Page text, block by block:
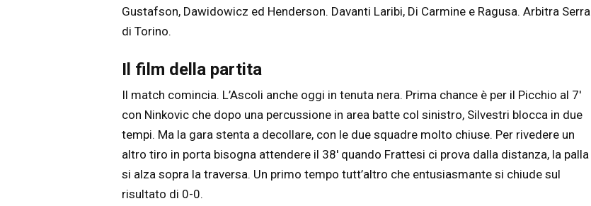
Gustafson, Dawidowicz ed Henderson. Davanti Laribi, Di Carmine e Ragusa. Arbitra Serra
di Torino.
Il film della partita
Il match comincia. L’Ascoli anche oggi in tenuta nera. Prima chance è per il Picchio al 7′
con Ninkovic che dopo una percussione in area batte col sinistro, Silvestri blocca in due
tempi. Ma la gara stenta a decollare, con le due squadre molto chiuse. Per rivedere un
altro tiro in porta bisogna attendere il 38′ quando Frattesi ci prova dalla distanza, la palla
si alza sopra la traversa. Un primo tempo tutt’altro che entusiasmante si chiude sul
risultato di 0-0.